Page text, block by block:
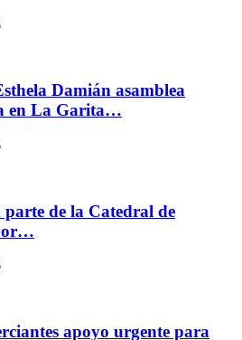
Damián asamblea
en La Garita…
de la Catedral de
apoyo urgente para